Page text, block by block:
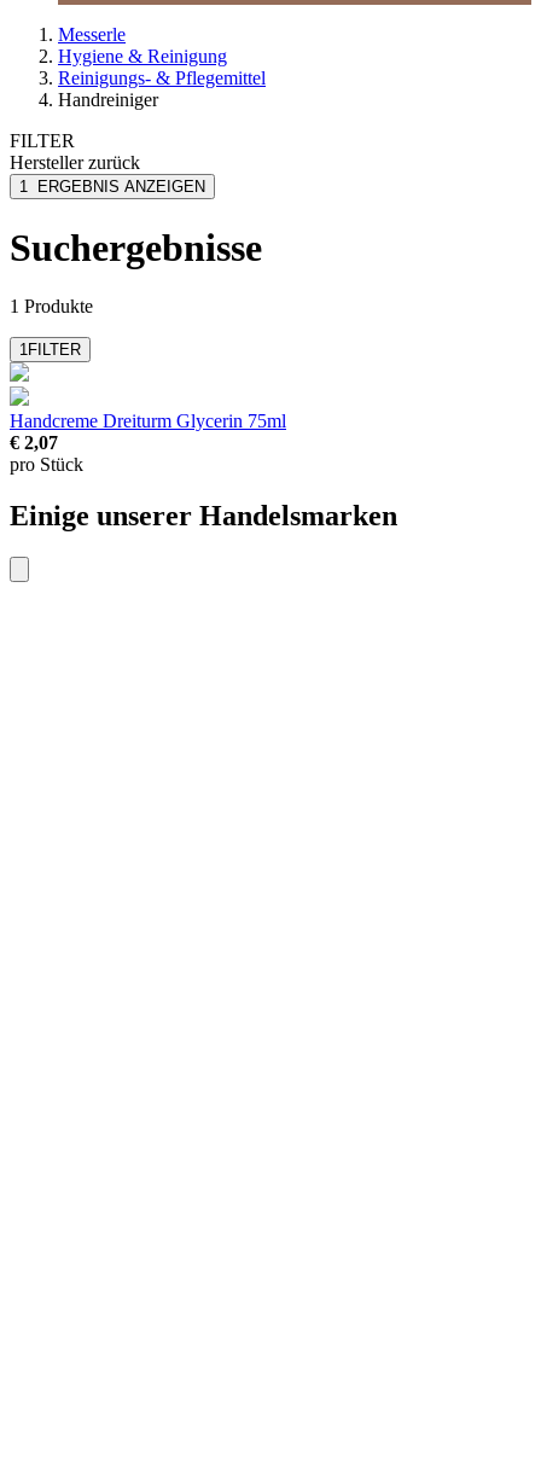
Messerle
Hygiene & Reinigung
Reinigungs- & Pflegemittel
Handreiniger
FILTER
Herstellerzurück
Dreiturm
1 ERGEBNIS ANZEIGEN
Suchergebnisse
1 Produkte
1FILTER
Handcreme Dreiturm Glycerin 75ml
€ 2,07
pro Stück
Einige unserer Handelsmarken